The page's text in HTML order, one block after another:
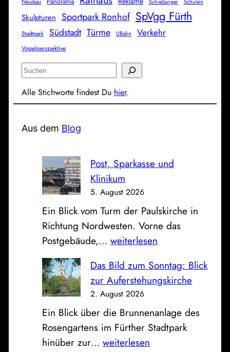
Neubau Schießanger Schulen
Skulpturen Sportpark Ronhof SpVgg Fürth
Stadtpark Südstadt Türme UBahn Verkehr
Vogelperspektive
S
c
e
Alle Stichworte findest Du hier.
Aus dem Blog
Post, Sparkasse und
Klinikum
5. August 2026
Ein Blick vom Turm der Paulskirche in
Richtung Nordwesten. Vorne das
Postgebäude,… P
s
t
,
S
p
a
weiterlesen
Das Bild zum Sonntag: Blick
zur Auferstehungskirche
2. August 2026
Ein Blick über die Brunnenanlage des
Rosengartens im Fürther Stadtpark
hinüber zur… D
weiterlesen